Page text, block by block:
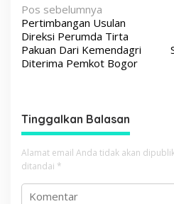
N
a
v
i
a
s
i
p
o
Pos sebelumnya
Pertimbangan Usulan
Direksi Perumda Tirta
Pakuan Dari Kemendagri
Diterima Pemkot Bogor
Tinggalkan Balasan
Alamat email Anda tidak akan
ditandai *